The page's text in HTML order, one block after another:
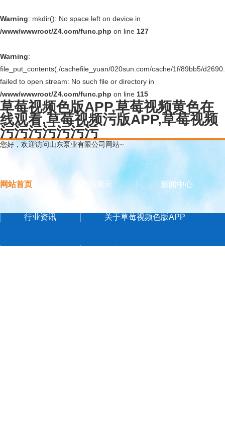
Warning: mkdir(): No space left on device in
/www/wwwroot/Z4.com/func.php on line 127
Warning:
file_put_contents(./cachefile_yuan/020sun.com/cache/1f/89bb5/
failed to open stream: No such file or directory in
/www/wwwroot/Z4.com/func.php on line 115
草莓视频色版APP,草莓视频黄色在
线观看,草莓视频污版APP,草莓视频
污污污污污污污
您好，欢迎访问山东泵业有限公司网站~
网站首页 产品展示 新闻中心
行业资讯 关于草莓视频色版APP